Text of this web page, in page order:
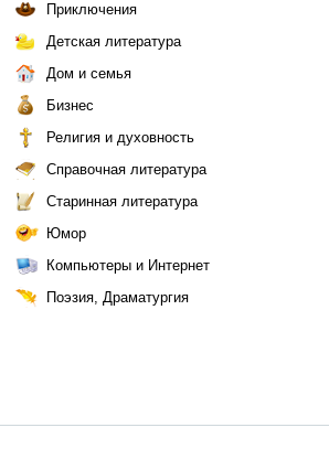
Приключения
Детская литература
Дом и семья
Бизнес
Религия и духовность
Справочная литература
Старинная литература
Юмор
Компьютеры и Интернет
Поэзия, Драматургия